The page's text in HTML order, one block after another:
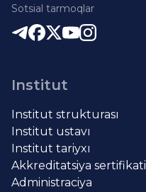
Sotsial tarmoqlar
Institut
Institut strukturası
Institut ustavı
Institut tariyxı
Akkreditatsiya sertifikati
Administraciya